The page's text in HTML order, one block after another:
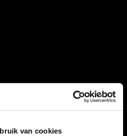
van cookies